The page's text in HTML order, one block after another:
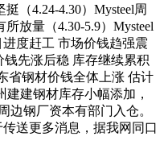
（4.24-4.30）Mysteel周
放量（4.30-5.9）Mysteel
度赶工 市场价钱趋强震
钱先涨后稳 库存继续累积
省钢材价钱全体上涨 估计
建建钢材库存小幅添加，
边钢厂资本有部门入仓。
送更多消息，据我网同口